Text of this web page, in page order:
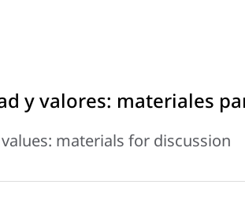
y valores: materiales
materials for discussion